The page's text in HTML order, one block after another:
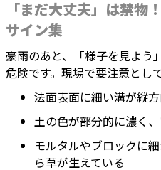
「まだ大丈夫」は禁物
サイン集
豪雨のあと、「様子を見よう
危険です。現場で要注意とし
法面表面に細い溝が縦
土の色が部分的に濃く
モルタルやブロックに
ら草が生えている